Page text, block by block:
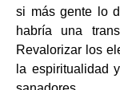
si más gente lo
habría una
Revalorizar los
la espiritualidad